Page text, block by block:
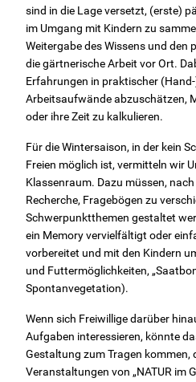
sind in die Lage versetzt, (erste)
im Umgang mit Kindern zu
Weitergabe des Wissens und den
die gärtnerische Arbeit vor Ort.
Erfahrungen in praktischer
Arbeitsaufwände abzuschätzen,
oder ihre Zeit zu kalkulieren.
Für die Wintersaison, in der kein
Freien möglich ist, vermitteln wir
Klassenraum. Dazu müssen,
Recherche, Fragebögen zu
Schwerpunktthemen gestaltet
ein Memory vervielfältigt oder
vorbereitet und mit den Kindern
und Futtermöglichkeiten,
Spontanvegetation).
Wenn sich Freiwillige darüber
Aufgaben interessieren, könnte
Gestaltung zum Tragen kommen,
Veranstaltungen von „NATUR im